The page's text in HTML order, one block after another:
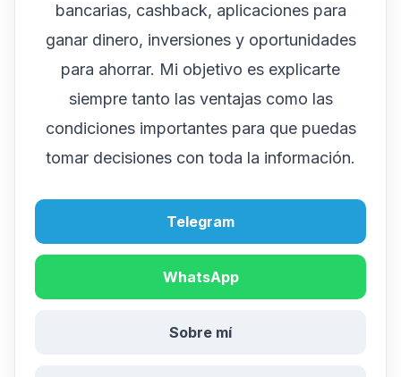
bancarias, cashback, aplicaciones para
ganar dinero, inversiones y oportunidades
para ahorrar. Mi objetivo es explicarte
siempre tanto las ventajas como las
condiciones importantes para que puedas
tomar decisiones con toda la información.
Telegram
WhatsApp
Sobre mí